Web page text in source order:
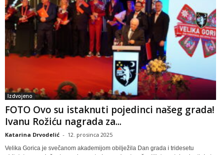
Izdvojeno
FOTO Ovo su istaknuti pojedinci našeg grada!
Ivanu Rožiću nagrada za...
Katarina Drvodelić - 12. prosinca 2025
Velika Gorica je svečanom akademijom obilježila Dan grada i tridesetu